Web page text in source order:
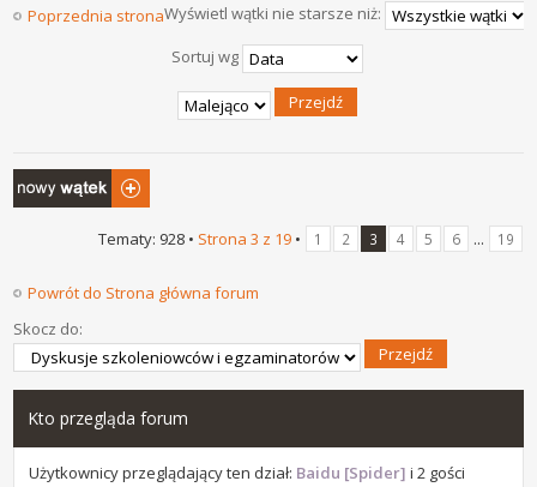
Poprzednia strona Następna strona
Wyświetl wątki nie starsze niż:
Sortuj wg
Napisz wątek
Tematy: 928 • Strona 3 z 19• 1 2 3 4 5 6 ... 19
Powrót do Strona główna forum
Skocz do:
Kto przegląda forum
Użytkownicy przeglądający ten dział: Baidu [Spider] i 2 gości